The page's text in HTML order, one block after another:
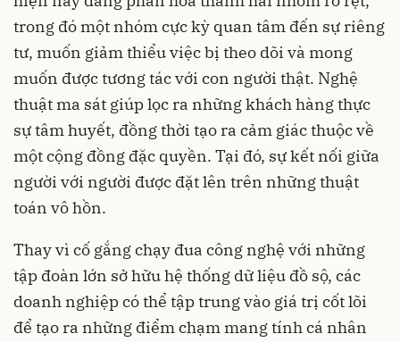
trong đó một nhóm cực kỳ quan tâm đến sự riêng
tư, muốn giảm thiểu việc bị theo dõi và mong
muốn được tương tác với con người thật. Nghệ
thuật ma sát giúp lọc ra những khách hàng thực
sự tâm huyết, đồng thời tạo ra cảm giác thuộc về
một cộng đồng đặc quyền. Tại đó, sự kết nối giữa
người với người được đặt lên trên những thuật
toán vô hồn.
Thay vì cố gắng chạy đua công nghệ với những
tập đoàn lớn sở hữu hệ thống dữ liệu đồ sộ, các
doanh nghiệp có thể tập trung vào giá trị cốt lõi
để tạo ra những điểm chạm mang tính cá nhân